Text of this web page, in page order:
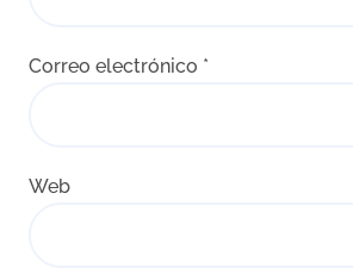
Correo electrónico *
Web